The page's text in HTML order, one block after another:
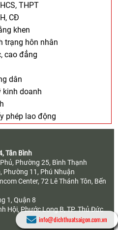
THPT
CĐ
khen
trạng hôn nhân
cao đẳng
dân
kinh doanh
phép lao động
Tân Bình
Phường 25, Bình Thạnh
Phường 11, Phú Nhuận
Center, 72 Lê Thánh Tôn, Bến
1, Quận 8
Hội, Phước Long B, TP. Thủ Đức
info@dichthuatsaigon.com.vn